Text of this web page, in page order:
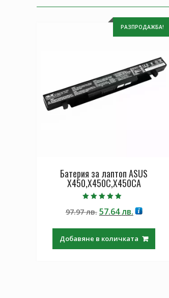
РАЗПРОДАЖБА!
Батерия за лаптоп ASUS
X450,X450C,X450CA
5.00
от 5
97.97лв. Original
97.97 лв..
57.64лв.Текущата
57.64 лв..
Добавяне в количката